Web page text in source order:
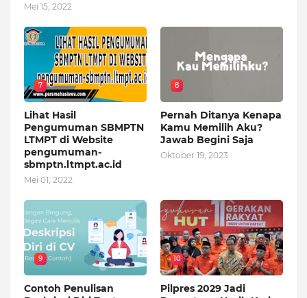
Mei 15, 2022
7
Lihat Hasil
Pengumuman SBMPTN
LTMPT di Website
pengumuman-
sbmptn.ltmpt.ac.id
Mei 01, 2022
8
Pernah Ditanya Kenapa
Kamu Memilih Aku?
Jawab Begini Saja
Oktober 19, 2023
9
Contoh Penulisan
10
Pilpres 2029 Jadi